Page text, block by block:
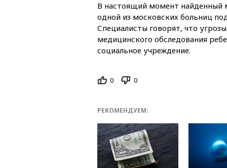
В настоящий момент найденный
одной из московских больниц
Специалисты говорят, что
медицинского обследования
социальное учреждение.
0 0
РЕКОМЕНДУЕМ: